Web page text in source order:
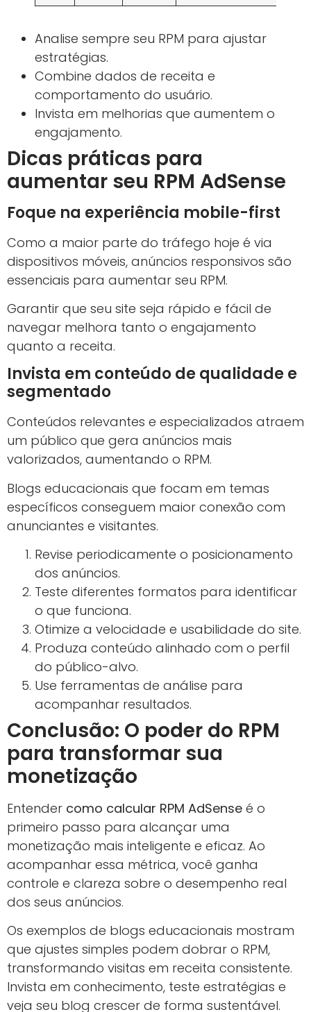
Analise sempre seu RPM para ajustar
estratégias.
Combine dados de receita e
comportamento do usuário.
Invista em melhorias que aumentem o
engajamento.
Dicas práticas para
aumentar seu RPM AdSense
Foque na experiência mobile-first
Como a maior parte do tráfego hoje é via
dispositivos móveis, anúncios responsivos são
essenciais para aumentar seu RPM.
Garantir que seu site seja rápido e fácil de
navegar melhora tanto o engajamento
quanto a receita.
Invista em conteúdo de qualidade e
segmentado
Conteúdos relevantes e especializados atraem
um público que gera anúncios mais
valorizados, aumentando o RPM.
Blogs educacionais que focam em temas
específicos conseguem maior conexão com
anunciantes e visitantes.
Revise periodicamente o posicionamento
dos anúncios.
Teste diferentes formatos para identificar
o que funciona.
Otimize a velocidade e usabilidade do site.
Produza conteúdo alinhado com o perfil
do público-alvo.
Use ferramentas de análise para
acompanhar resultados.
Conclusão: O poder do RPM
para transformar sua
monetização
Entender como calcular RPM AdSense é o
primeiro passo para alcançar uma
monetização mais inteligente e eficaz. Ao
acompanhar essa métrica, você ganha
controle e clareza sobre o desempenho real
dos seus anúncios.
Os exemplos de blogs educacionais mostram
que ajustes simples podem dobrar o RPM,
transformando visitas em receita consistente.
Invista em conhecimento, teste estratégias e
veja seu blog crescer de forma sustentável.